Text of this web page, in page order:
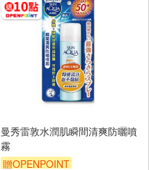
曼秀雷敦水潤肌瞬間清爽防曬噴
霧
贈OPENPOINT